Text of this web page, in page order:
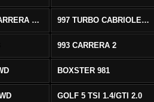
997 TURBO/CARRERA 4/4S AWD 997 TURBO CABRIOLET AWD
993 CARRERA 2
BOXSTER 981
GOLF 5 TSI 1.4/GTI 2.0